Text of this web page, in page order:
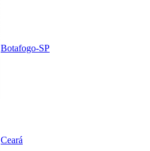
Botafogo-SP
Ceará